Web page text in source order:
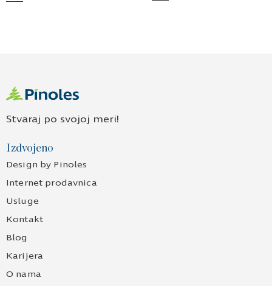
Stvaraj po svojoj meri!
Izdvojeno
Design by Pinoles
Internet prodavnica
Usluge
Kontakt
Blog
Karijera
O nama